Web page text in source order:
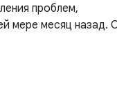
проблем,
мере месяц назад.